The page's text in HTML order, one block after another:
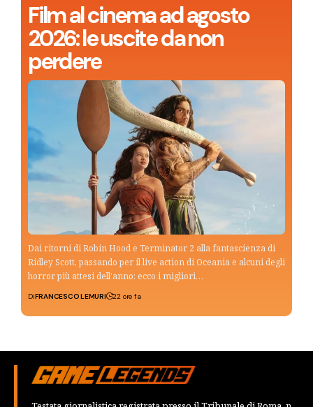
Film al cinema ad agosto
2026: le uscite da non
perdere
Dai ritorni di Robin Hood e Terminator 2 alla fantascienza di
Ridley Scott, passando per il live action di Oceania e alcuni degli
horror più attesi dell’anno: ecco i migliori…
DiFRANCESCO LEMURI 22 ore fa